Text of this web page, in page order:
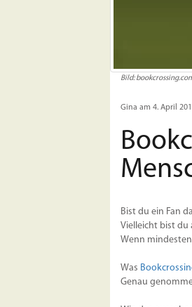
Bild:
Gina am 4. April
Bist du ein Fan
Vielleicht bist du
Wenn
Was
Genau